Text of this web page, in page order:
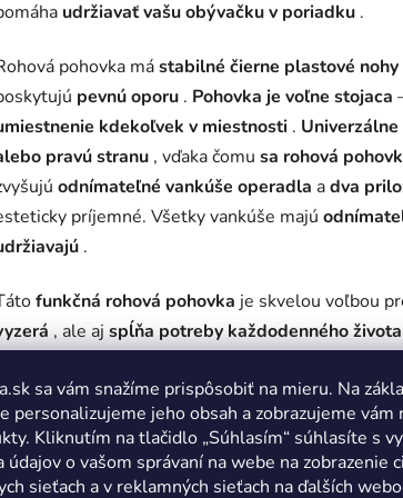
sa vám snažíme prispôsobiť na mieru. Na
personalizujeme jeho obsah a zobrazujeme
Kliknutím na tlačidlo „Súhlasím“ súhlasíte s
údajov o vašom správaní na webe na zobrazenie
sieťach a v reklamných sieťach na ďalších
udržiavať vašu obývačku v poriadku .
pohovka mástabilné čierne plastové nohy
pevnú oporu . Pohovka je voľne stojaca
kdekoľvek v miestnosti .
pravú stranu , vďaka čomu sa rohová
odnímateľné vankúše operadla adva
príjemné. Všetky vankúše majú
.
funkčná rohová pohovka je skvelou voľbou
, ale aj spĺňa potreby každodenného života
kombinácii kvality,
ústredným bodom každej obývačky .